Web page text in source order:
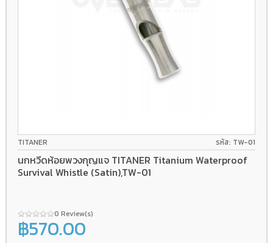
TITANER รหัส: TW-01
นกหวีดห้อยพวงกุญแจ TITANER Titanium Waterproof
Survival Whistle (Satin),TW-01
0 Review(s)
฿570.00